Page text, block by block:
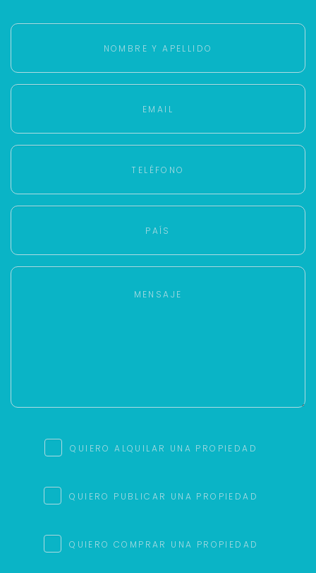
QUIERO ALQUILAR UNA PROPIEDAD
QUIERO PUBLICAR UNA PROPIEDAD
QUIERO COMPRAR UNA PROPIEDAD